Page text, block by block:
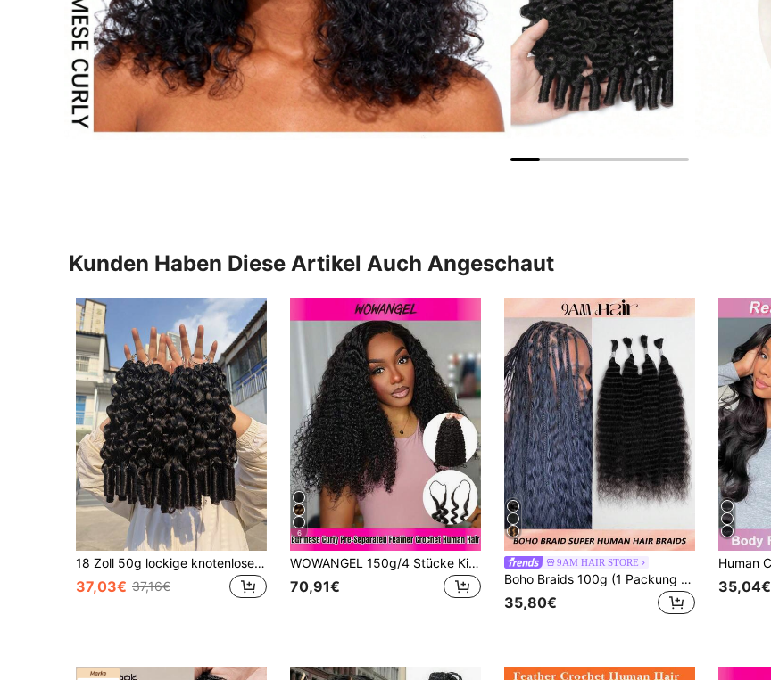
Kunden Haben Diese Artikel Auch Angeschaut
18 Zoll 50g lockige knotenlose geflochtene Haarsträhnen, leichte wiederverwendbare natürliche Haarstruktur Feder-Häkelzöpfe für Frauen
37,03€ 37,16€
6
WOWANGEL 150g/4 Stücke Kinky Curly Deep Wave Locken Echthaar zum Häkeln - knotenlose, vorgetrennte, federleichte Echthaar-Extensions zum Häkeln für Zöpfe #1BT4T30/1BT27 14-24 Zoll echtes, unbehandeltes Echthaar
70,91€
9AM HAIR STORE
Boho Braids 100g (1 Packung - 4 Bündel) 100% natürliche Farbe Jungfrau-Menschenhaar gewellt für Micro-Zöpfe, Boho-Zöpfe, Knotlose Zöpfe, Haarverlängerungen
35,80€
35,04€